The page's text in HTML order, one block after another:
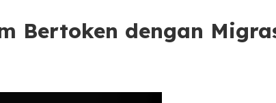
Bertoken dengan